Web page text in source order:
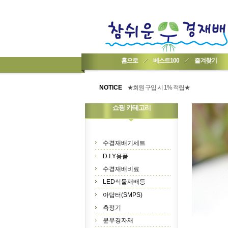
홈으로 베스트100 즐겨찾기
NOTICE
★회원 구입 시 1% 적립★
쇼핑 카테고리
수경재배기세트
D.I.Y용품
수경재배비료
LED식물재배등
아답터(SMPS)
측정기
분무경자재